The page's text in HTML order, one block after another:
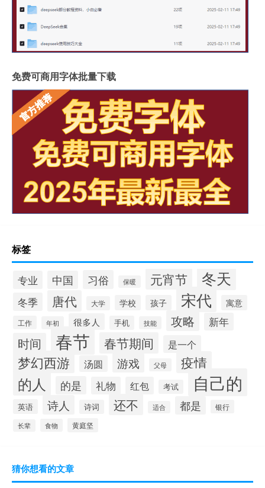
免费可商用字体批量下载
标签
专业 中国 习俗 保暖 元宵节 冬天
冬季 唐代 大学 学校 孩子 宋代 寓意
工作 年初 很多人 手机 技能 攻略 新年
时间 春节 春节期间 是一个
梦幻西游 汤圆 游戏 父母 疫情
的人 的是 礼物 红包 考试 自己的
英语 诗人 诗词 还不 适合 都是 银行
长辈 食物 黄庭坚
猜你想看的文章